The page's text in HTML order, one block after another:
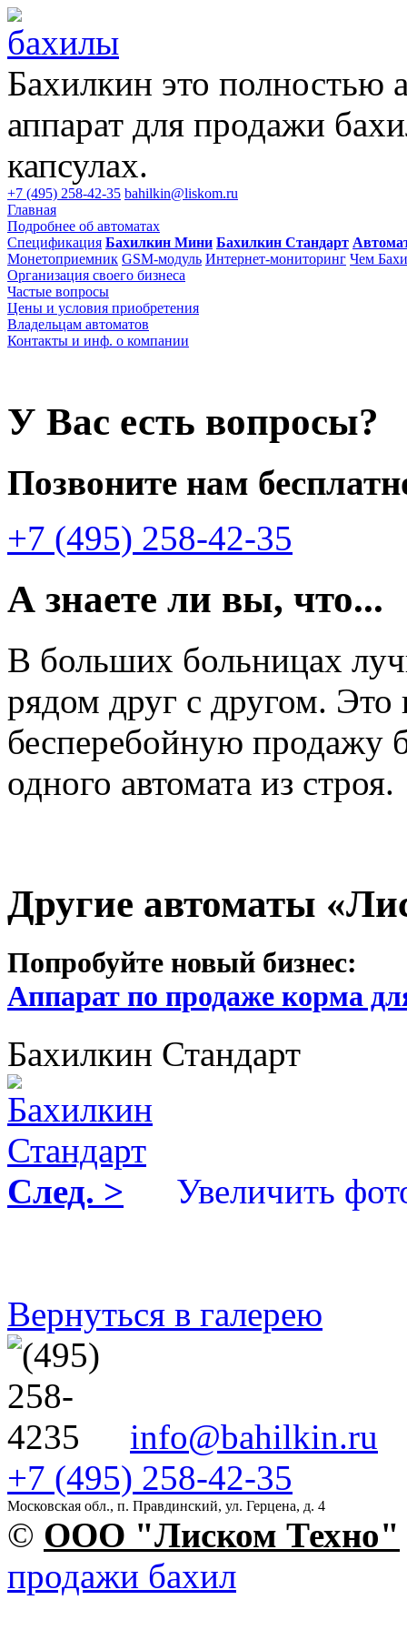
Бахилкин это полностью
аппарат для продажи
капсулах.
+7 (495) 258-42-35 bahilkin@liskom.ru
Главная
Подробнее об автоматах
Спецификация Бахилкин Мини Бахилкин Стандарт
Монетоприемник GSM-модуль Интернет-мониторинг Чем
Организация своего бизнеса
Частые вопросы
Цены и условия приобретения
Владельцам автоматов
Контакты и инф. о компании
У Вас есть вопросы?
Позвоните нам
+7 (495) 258-42-35
А знаете ли вы, что...
В больших больницах
рядом друг с другом. Это
бесперебойную продажу
одного автомата из строя.
Другие автоматы
Попробуйте новый бизнес:
Аппарат по продаже корма
Бахилкин Стандарт
След. > Увеличить
Вернуться в галерею
info@bahilkin.ru
+7 (495) 258-42-35
Московская обл., п. Правдинский, ул. Герцена, д. 4
© OOO "Лиском Техно"
продажи бахил